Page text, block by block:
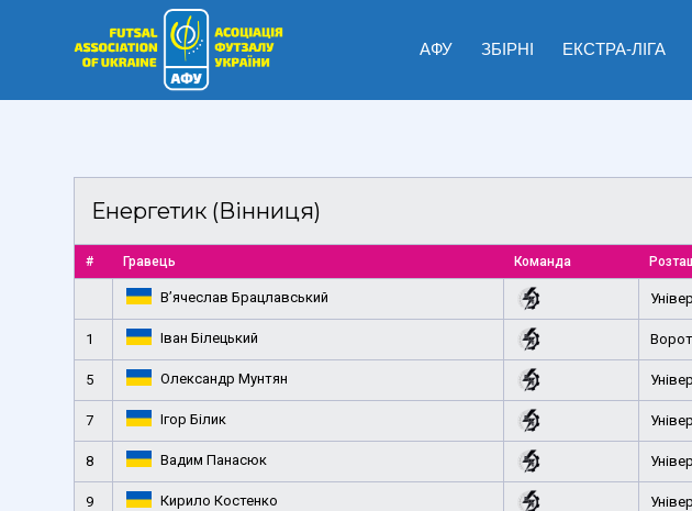
АФУ ЗБІРНІ ЕКСТРА-ЛІГА
Енергетик (Вінниця)
# Гравець Команда
В’ячеслав Брацлавський
1 Іван Білецький
5 Олександр Мунтян
7 Ігор Білик
8 Вадим Панасюк
9 Кирило Костенко